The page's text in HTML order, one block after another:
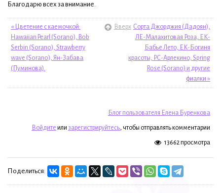
Благодарю всех за внимание.
« Цветение с каемочкой:
Hawaiian Pearl (Sorano), Bob
Serbin (Sorano), Strawberry
wave (Sorano), Ян-Забава
(Пуминова).
Вверх Сорта Джорджия (Дадоян),
ЛЕ-Малахитовая Роза, ЕК-
Бабье Лето, ЕК-Богиня
красоты, РС-Арлекино, Spring
Rose (Sorano) и другие
фиалки »
Блог пользователя Елена Буренкова
Войдите или зарегистрируйтесь, чтобы отправлять комментарии
13662 просмотра
Поделиться: